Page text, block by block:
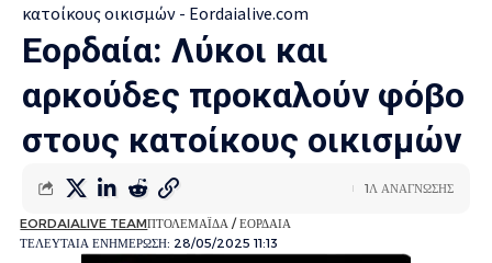
Eορδαία: Λύκοι και
αρκούδες προκαλούν φόβο
στους κατοίκους οικισμών
ΤΕΛΕΥΤΑΙΑ ΕΝΗΜΕΡΩΣΗ: 28/05/2025 11:13
EORDAIALIVE TEAMΠΤΟΛΕΜΑΪΔΑ / ΕΟΡΔΑΙΑ
1Λ ΑΝΑΓΝΩΣΗΣ